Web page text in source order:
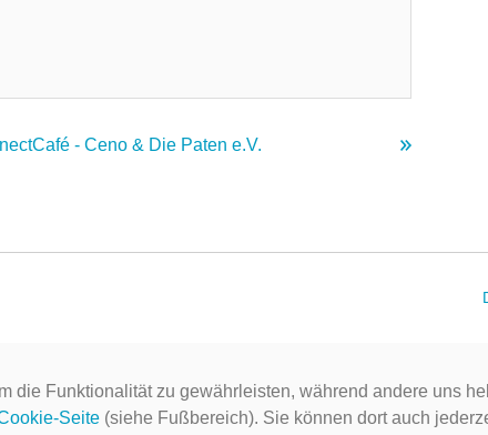
- Ceno & Die Paten e.V.
Funktionalität zu gewährleisten, während andere uns
Seite (siehe Fußbereich). Sie können dort auch